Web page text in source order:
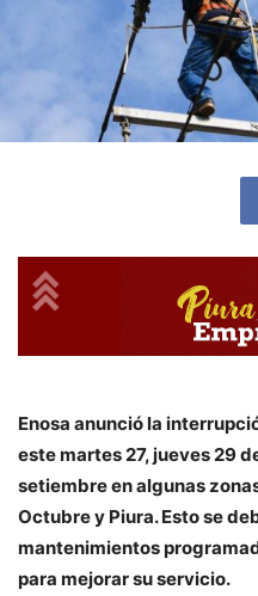
Enosa anunció la
este martes 27, jueves 29
setiembre en algunas
Octubre y Piura. Esto se
mantenimientos
para mejorar su servicio.